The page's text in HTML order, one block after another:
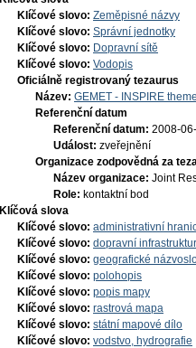
Klíčové slovo: Zeměpisné názvy
Klíčové slovo: Správní jednotky
Klíčové slovo: Dopravní sítě
Klíčové slovo: Vodopis
Oficiálně registrovaný tezaurus
Název: GEMET - INSPIRE
Referenční datum
Referenční datum: 2008-
Událost: zveřejnění
Organizace zodpovědná za
Název organizace: Joint
Role: kontaktní bod
Klíčová slova
Klíčové slovo: administrativní
Klíčové slovo: dopravní
Klíčové slovo: geografické
Klíčové slovo: polohopis
Klíčové slovo: popis mapy
Klíčové slovo: rastrová mapa
Klíčové slovo: státní mapové dílo
Klíčové slovo: vodstvo, hydrografie